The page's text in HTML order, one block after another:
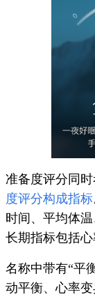
准备度评分同
度评分构成指标
时间、平均体
长期指标包括心
名称中带有“平
动平衡、心率